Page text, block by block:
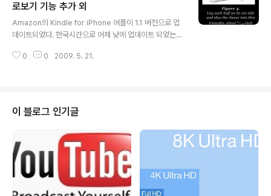
이러한 혼선을 감소시키기 위해 유선은 QOOK(쿡)으로,
무선은 SHOW(쇼)로 구분하기로 했으며, 무선 부문에서
겹치는 와이브로는 SHOW 브랜드로 가는 것으로 결정했
있을 것 같다. 마케팅과 조직적인 측면에서는 와이브로와
로보기 기능 추가 외
Amazon의 Kindle for iPhone 어플이 1.1 버전으로 업
데이트되었다. 한국시간으로 어제 낮에 업데이트 되었는
원하는 등 몇가지 기능이 추가되었다. 1. 가로보기 기능 제
전하는 기능이 기본 제공되어 세로보기와 가로보기가 기기
의 기울임에 따라 자동으로 변한다. 또한 자동으로 변환을
싫어하는 사람들 위해 잠금기능을 추가했다. 위 이미지에
서 보면 세로모드에서 가로모드로 바로 전환하면 오른쪽
하단에 자물쇠 모양의 이미지가 나타나는데 이 부분을 터
0 0 2009. 5. 21.
이 블로그 인기글